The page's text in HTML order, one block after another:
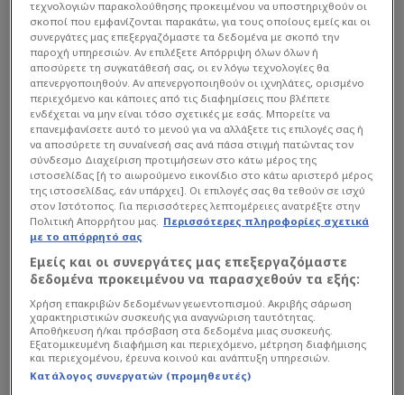
Στη συνέντευξη Τύπου ήταν ξεκάθαρος ο Βάσκος
προπονητής, λέγοντας σχετικά: « Για κάποιες
ομάδες μπορεί να είναι θετικό το γεγονός ότι
έχουν χρόνο ξεκούρασης.Για εμάς, όμως, που
έχουμε συνηθίσει σε πιο έντονους ρυθμούς, δεν
τεχνολογιών παρακολούθησης προκειμένου να υποστηριχθούν οι
σκοποί που εμφανίζονται παρακάτω, για τους οποίους εμείς και οι
συνεργάτες μας επεξεργαζόμαστε τα δεδομένα με σκοπό την
παροχή υπηρεσιών. Αν επιλέξετε Απόρριψη όλων όλων ή
αποσύρετε τη συγκατάθεσή σας, οι εν λόγω τεχνολογίες θα
απενεργοποιηθούν. Αν απενεργοποιηθούν οι ιχνηλάτες, ορισμένο
περιεχόμενο και κάποιες από τις διαφημίσεις που βλέπετε
ενδέχεται να μην είναι τόσο σχετικές με εσάς. Μπορείτε να
επανεμφανίσετε αυτό το μενού για να αλλάξετε τις επιλογές σας ή
να αποσύρετε τη συναίνεσή σας ανά πάσα στιγμή πατώντας τον
σύνδεσμο Διαχείριση προτιμήσεων στο κάτω μέρος της
ιστοσελίδας [ή το αιωρούμενο εικονίδιο στο κάτω αριστερό μέρος
της ιστοσελίδας, εάν υπάρχει]. Οι επιλογές σας θα τεθούν σε ισχύ
στον Ιστότοπος. Για περισσότερες λεπτομέρειες ανατρέξτε στην
Πολιτική Απορρήτου μας. Περισσότερες πληροφορίες σχετικά
με το απόρρητό σας
Εμείς και οι συνεργάτες μας επεξεργαζόμαστε
δεδομένα προκειμένου να παρασχεθούν τα εξής:
Χρήση επακριβών δεδομένων γεωεντοπισμού. Ακριβής σάρωση
χαρακτηριστικών συσκευής για αναγνώριση ταυτότητας.
Αποθήκευση ή/και πρόσβαση στα δεδομένα μιας συσκευής.
Εξατομικευμένη διαφήμιση και περιεχόμενο, μέτρηση διαφήμισης
και περιεχομένου, έρευνα κοινού και ανάπτυξη υπηρεσιών.
Κατάλογος συνεργατών (προμηθευτές)